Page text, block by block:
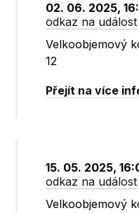
02. 06. 2025,
odkaz na událost
Velkoobjemový
12
Přejít na více
15. 05. 2025,
odkaz na událost
Velkoobjemový